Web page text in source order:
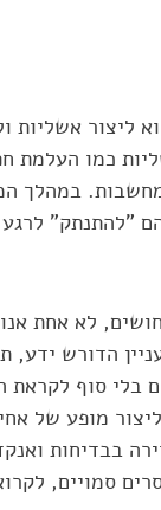
ליצור
כמו העלמת
במהלך
"להתנתק"
לא אחת
הדורש
בלי סוף
מופע של
בבדיחות
סמויים,